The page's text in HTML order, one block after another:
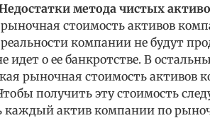
метода чистых
рыночная стоимость активов
компании не будут
идет о ее банкротстве. В
рыночная стоимость активов
получить эту стоимость
каждый актив компании по